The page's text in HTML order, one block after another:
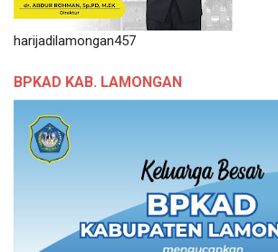
harijadilamongan457
BPKAD KAB. LAMONGAN